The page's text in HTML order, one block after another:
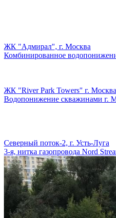
ЖК "Адмирал", г. Москва
Комбинированное
ЖК "River Park Towers" г. Москва
Водопонижение скважинами г.
Северный поток-2, г. Усть-Луга
3-я, нитка газопровода Nord